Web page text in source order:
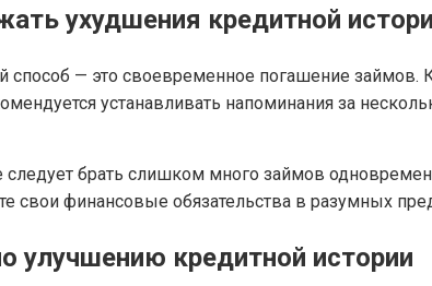
ухудшения кредитной
способ — это своевременное погашение займов.
устанавливать напоминания за
следует брать слишком много займов
свои финансовые обязательства в разумных
улучшению кредитной истории